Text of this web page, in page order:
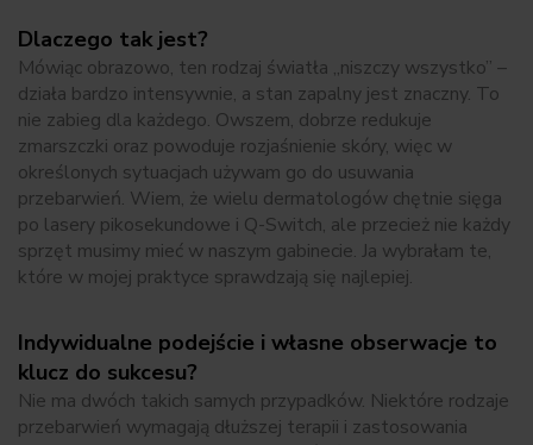
Dlaczego tak jest?
Mówiąc obrazowo, ten rodzaj światła „niszczy wszystko” –
działa bardzo intensywnie, a stan zapalny jest znaczny. To
nie zabieg dla każdego. Owszem, dobrze redukuje
zmarszczki oraz powoduje rozjaśnienie skóry, więc w
określonych sytuacjach używam go do usuwania
przebarwień. Wiem, że wielu dermatologów chętnie sięga
po lasery pikosekundowe i Q-Switch, ale przecież nie każdy
sprzęt musimy mieć w naszym gabinecie. Ja wybrałam te,
które w mojej praktyce sprawdzają się najlepiej.
Indywidualne podejście i własne obserwacje to
klucz do sukcesu?
Nie ma dwóch takich samych przypadków. Niektóre rodzaje
przebarwień wymagają dłuższej terapii i zastosowania